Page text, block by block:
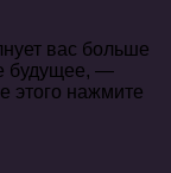
вас больше
будущее, —
этого нажмите